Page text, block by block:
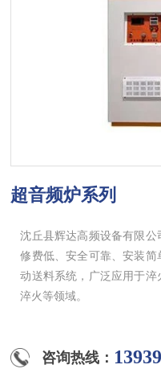
超音频炉系列
沈丘县辉达高频设备有限
修费低、安全可靠、安装
动送料系统，广泛应用于
淬火等领域。
咨询热线：